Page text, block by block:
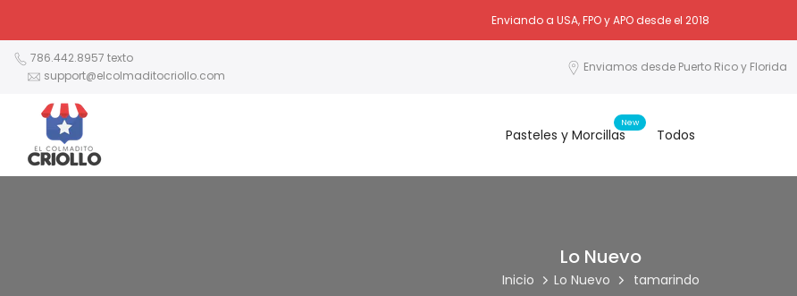
al
contenido
Enviando a USA, FPO y APO desde el 2018
786.442.8957 texto
support@elcolmaditocriollo.com
Enviamos desde Puerto Rico y Florida
Pasteles y Morcillas
New
Todos
Lo Nuevo
Inicio Lo Nuevo tamarindo